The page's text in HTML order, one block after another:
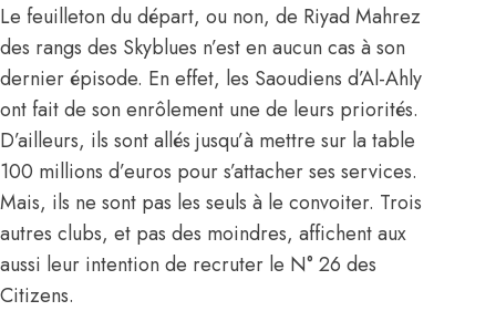
Le feuilleton du départ, ou non, de Riyad Mahrez
des rangs des Skyblues n’est en aucun cas à son
dernier épisode. En effet, les Saoudiens d’Al-Ahly
ont fait de son enrôlement une de leurs priorités.
D’ailleurs, ils sont allés jusqu’à mettre sur la table
100 millions d’euros pour s’attacher ses services.
Mais, ils ne sont pas les seuls à le convoiter. Trois
autres clubs, et pas des moindres, affichent aux
aussi leur intention de recruter le N° 26 des
Citizens.